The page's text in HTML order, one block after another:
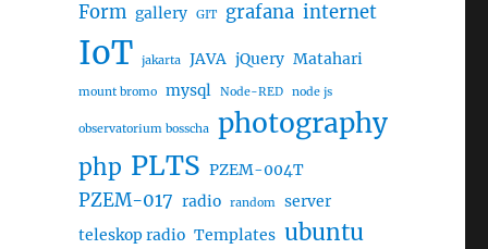
Form gallery GIT grafana internet
IoT jakarta JAVA jQuery Matahari
mount bromo mysql Node-RED node js
observatorium bosscha photography
php PLTS PZEM-004T
PZEM-017 radio random
server
teleskop radio Templates ubuntu